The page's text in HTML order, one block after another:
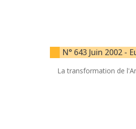
N° 643 Juin 2002 -
La transformation de